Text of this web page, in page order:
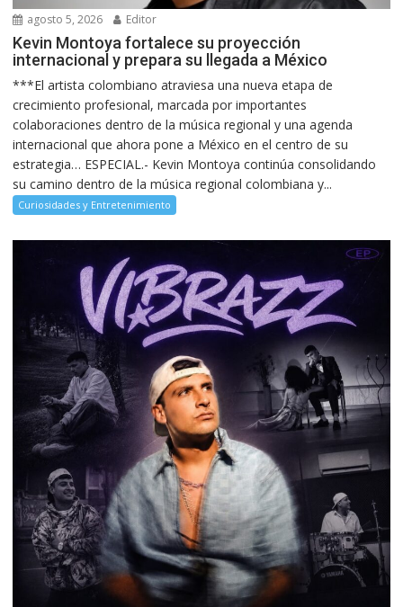
agosto 5, 2026 Editor
Kevin Montoya fortalece su proyección
internacional y prepara su llegada a México
***El artista colombiano atraviesa una nueva etapa de
crecimiento profesional, marcada por importantes
colaboraciones dentro de la música regional y una agenda
internacional que ahora pone a México en el centro de su
estrategia… ESPECIAL.- Kevin Montoya continúa consolidando
su camino dentro de la música regional colombiana y...
Curiosidades y Entretenimiento